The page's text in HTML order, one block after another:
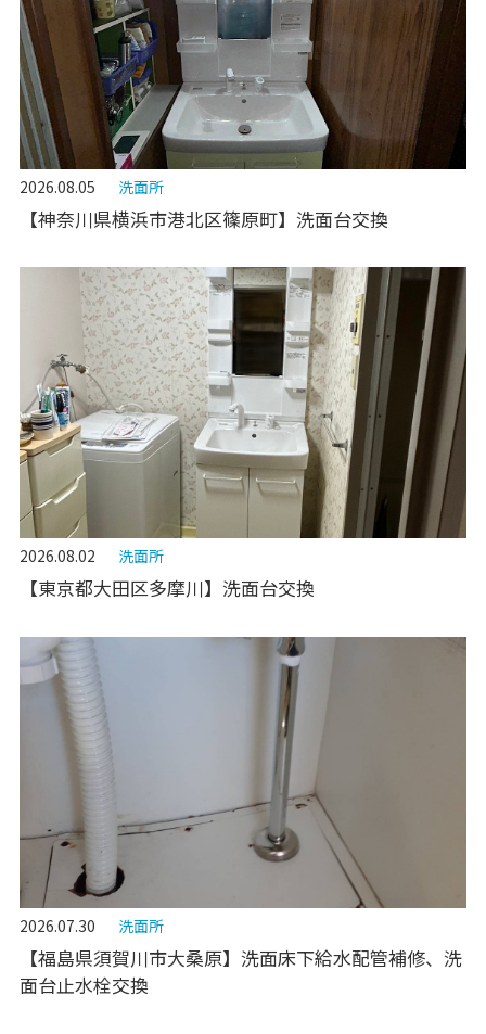
2026.08.05 洗面所
【神奈川県横浜市港北区篠原町】洗面台交換
2026.08.02 洗面所
【東京都大田区多摩川】洗面台交換
2026.07.30 洗面所
【福島県須賀川市大桑原】洗面床下給水配管補修、洗
面台止水栓交換